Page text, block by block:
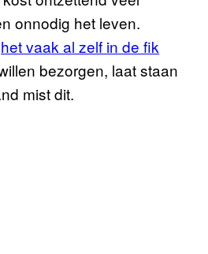
onnodig het leven.
het vaak al zelf in de fik
bezorgen, laat staan
mist dit.